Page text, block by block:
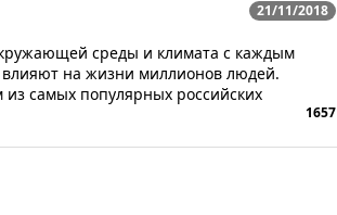
21/11/2018
среды и климата с каждым
влияют на жизни миллионов людей.
из самых популярных российских
1657